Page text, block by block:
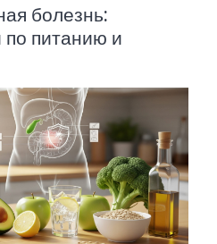
болезнь:
питанию и